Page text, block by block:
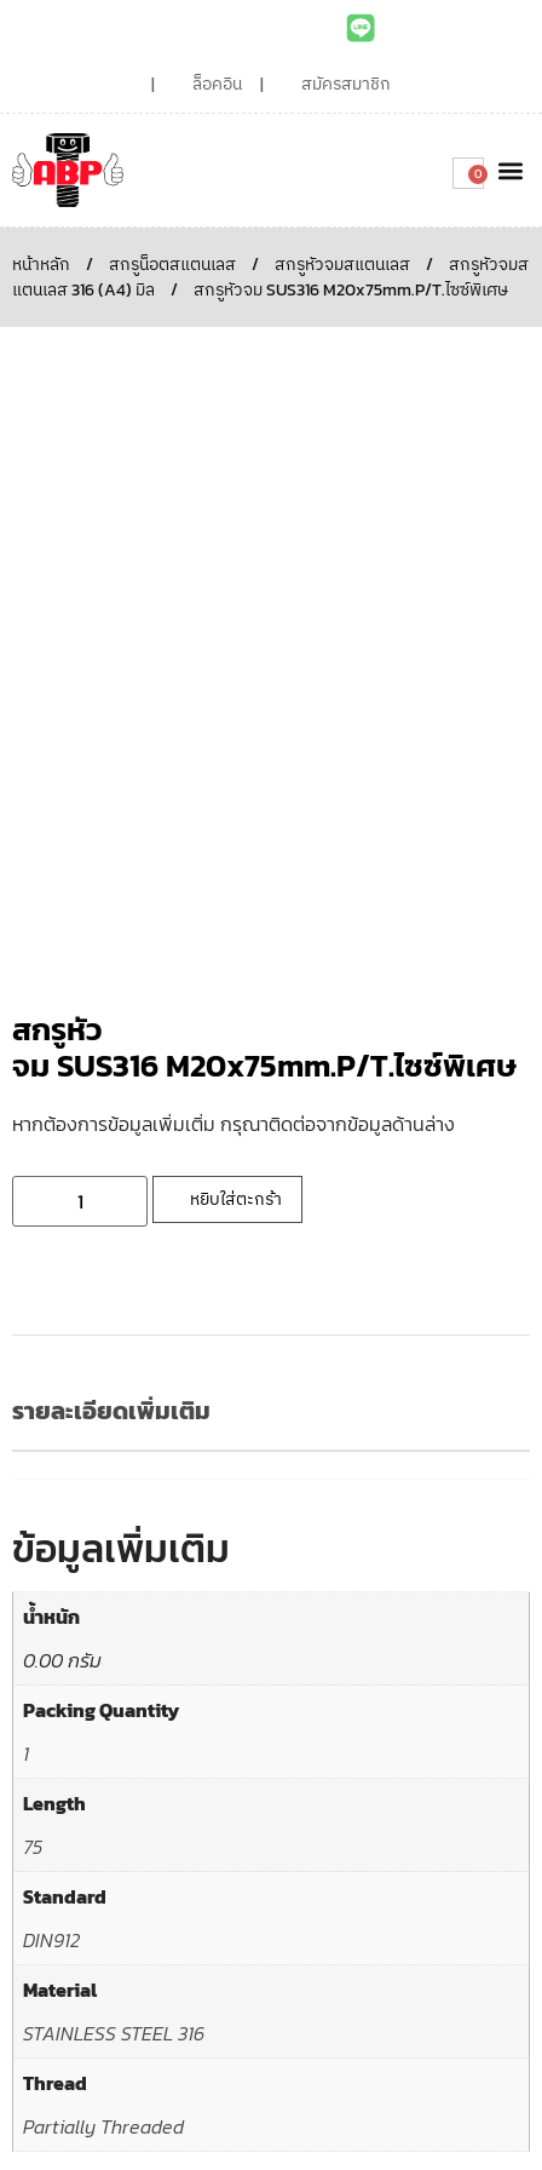
ล็อคอิน สมัครสมาชิก
0
หน้าหลัก / สกรูน็อตสแตนเลส / สกรูหัวจมสแตนเลส /
สกรูหัวจมส
แตนเลส 316 (A4) มิล
/ สกรูหัวจม SUS316 M20x75mm.P/T.ไซซ์พิเศษ
สกรูหัว
จม SUS316 M20x75mm.P/T.ไซซ์พิเศษ
หากต้องการข้อมูลเพิ่มเติ่ม กรุณาติดต่อจากข้อมูลด้านล่าง
หยิบใส่ตะกร้า
รายละเอียดเพิ่มเติม
ข้อมูลเพิ่มเติม
น้ำหนัก
0.00 กรัม
Packing Quantity
1
Length
75
Standard
DIN912
Material
STAINLESS STEEL 316
Thread
Partially Threaded